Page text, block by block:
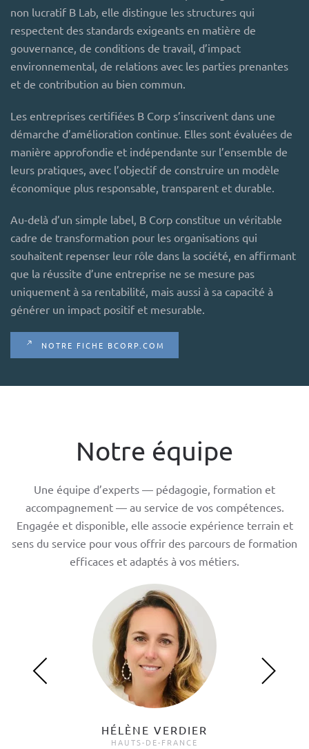
non lucratif B Lab, elle distingue les structures qui
respectent des standards exigeants en matière de
gouvernance, de conditions de travail, d’impact
environnemental, de relations avec les parties prenantes
et de contribution au bien commun.
Les entreprises certifiées B Corp s’inscrivent dans une
démarche d’amélioration continue. Elles sont évaluées de
manière approfondie et indépendante sur l’ensemble de
leurs pratiques, avec l’objectif de construire un modèle
économique plus responsable, transparent et durable.
Au-delà d’un simple label, B Corp constitue un véritable
cadre de transformation pour les organisations qui
souhaitent repenser leur rôle dans la société, en affirmant
que la réussite d’une entreprise ne se mesure pas
uniquement à sa rentabilité, mais aussi à sa capacité à
générer un impact positif et mesurable.
NOTRE FICHE BCORP.COM
Notre équipe
Une équipe d’experts — pédagogie, formation et
accompagnement — au service de vos compétences.
Engagée et disponible, elle associe expérience terrain et
sens du service pour vous offrir des parcours de formation
efficaces et adaptés à vos métiers.
HÉLÈNE VERDIER
HAUTS-DE-FRANCE